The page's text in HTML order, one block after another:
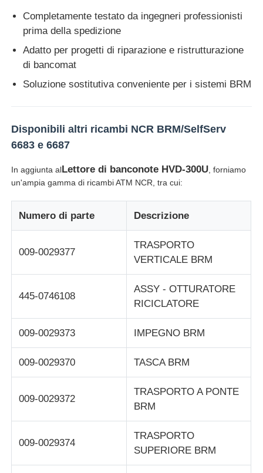
Glory NMD Parti ATM
Parti per bancomat OKI
Accettatore di banconote
Sortitore di banconote
contatore della fattura
Stampante della carta
Bancomat
Riciclatore di monete
Completamente testato da ingegneri professionisti
prima della spedizione
Adatto per progetti di riparazione e ristrutturazione
di bancomat
Soluzione sostitutiva conveniente per i sistemi BRM
Disponibili altri ricambi NCR BRM/SelfServ
6683 e 6687
In aggiunta alLettore di banconote HVD-300U , forniamo
un'ampia gamma di ricambi ATM NCR, tra cui:
Numero di parte Descrizione
009-0029377
TRASPORTO
VERTICALE BRM
445-0746108
ASSY - OTTURATORE
RICICLATORE
009-0029373 IMPEGNO BRM
009-0029370 TASCA BRM
009-0029372
TRASPORTO A PONTE
BRM
009-0029374
TRASPORTO
SUPERIORE BRM